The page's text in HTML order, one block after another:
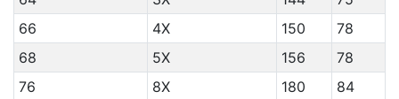
66
4X 150
78
68
5X 156
78
76
8X 180 84